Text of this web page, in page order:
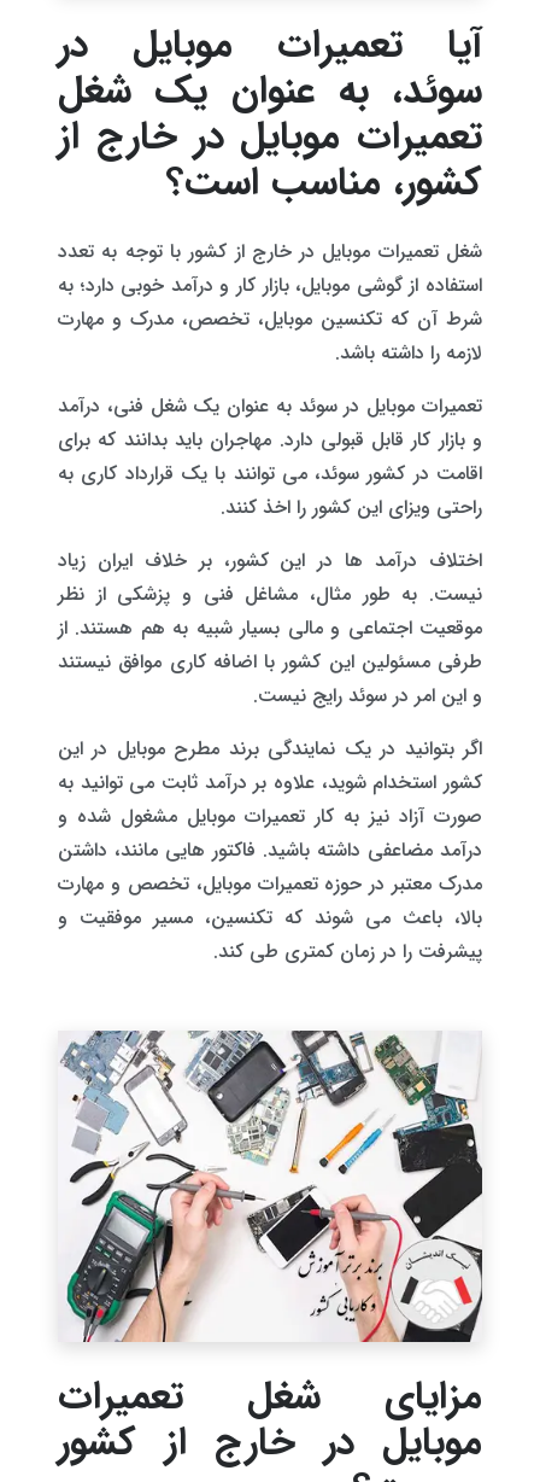
آیا تعمیرات موبایل در
سوئد، به عنوان یک شغل
تعمیرات موبایل در خارج از
کشور، مناسب است؟
شغل تعمیرات موبایل در خارج از کشور با توجه به تعدد
استفاده از گوشی موبایل، بازار کار و درآمد خوبی دارد؛ به
شرط آن که تکنسین موبایل، تخصص، مدرک و مهارت
لازمه را داشته باشد.
تعمیرات موبایل در سوئد به عنوان یک شغل فنی، درآمد
و بازار کار قابل قبولی دارد. مهاجران باید بدانند که برای
اقامت در کشور سوئد، می توانند با یک قرارداد کاری به
راحتی ویزای این کشور را اخذ کنند.
اختلاف درآمد ها در این کشور، بر خلاف ایران زیاد
نیست. به طور مثال، مشاغل فنی و پزشکی از نظر
موقعیت اجتماعی و مالی بسیار شبیه به هم هستند. از
طرفی مسئولین این کشور با اضافه کاری موافق نیستند
و این امر در سوئد رایج نیست.
اگر بتوانید در یک نمایندگی برند مطرح موبایل در این
کشور استخدام شوید، علاوه بر درآمد ثابت می توانید به
صورت آزاد نیز به کار تعمیرات موبایل مشغول شده و
درآمد مضاعفی داشته باشید. فاکتور هایی مانند، داشتن
مدرک معتبر در حوزه تعمیرات موبایل، تخصص و مهارت
بالا، باعث می شوند که تکنسین، مسیر موفقیت و
پیشرفت را در زمان کمتری طی کند.
مزایای شغل تعمیرات
موبایل در خارج از کشور